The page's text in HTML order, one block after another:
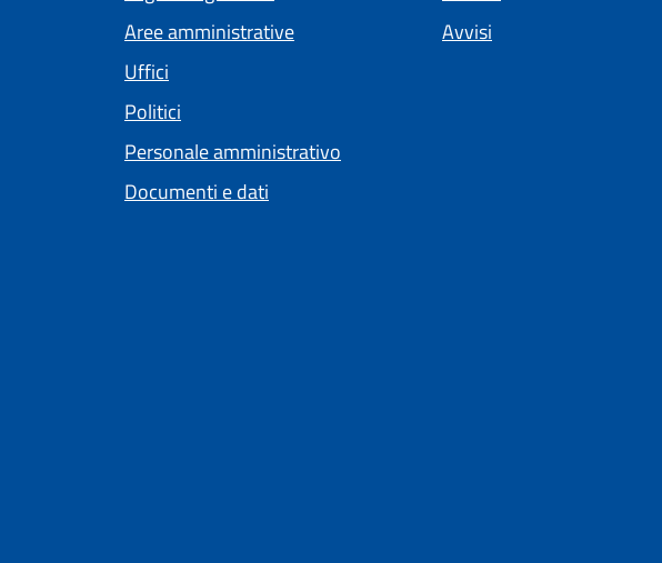
Aree amministrative
Uffici
Politici
Personale amministrativo
Documenti e dati
Avvisi